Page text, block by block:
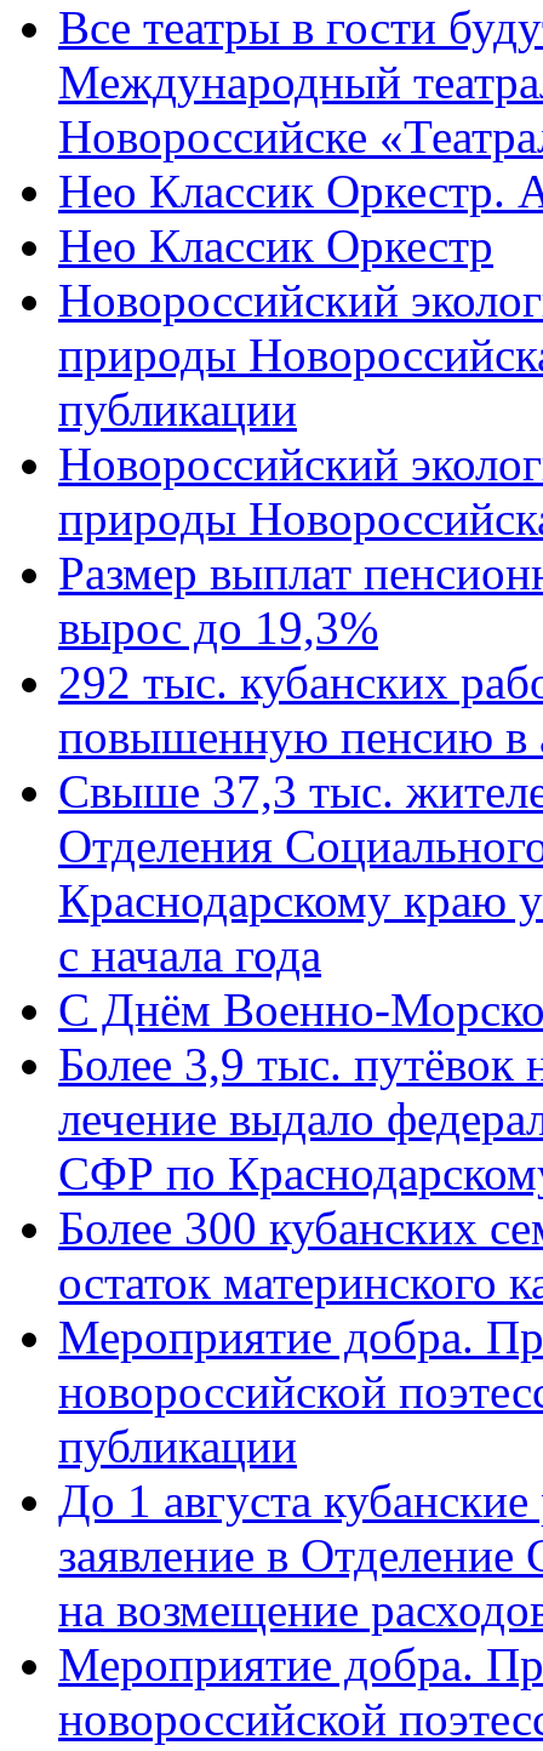
Все театры в гости
Международный
Новороссийске
Нео Классик Оркестр.
Нео Классик Оркестр
Новороссийский
природы
публикации
Новороссийский
природы
Размер выплат
вырос до 19,3%
292 тыс. кубанских
повышенную пенсию в
Свыше 37,3 тыс.
Отделения
Краснодарскому краю
с начала года
C Днём Военно-
Более 3,9 тыс. путёвок
лечение выдало
СФР по
Более 300 кубанских
остаток материнского
Мероприятие добра.
новороссийской
публикации
До 1 августа
заявление в
на возмещение
Мероприятие добра.
новороссийской